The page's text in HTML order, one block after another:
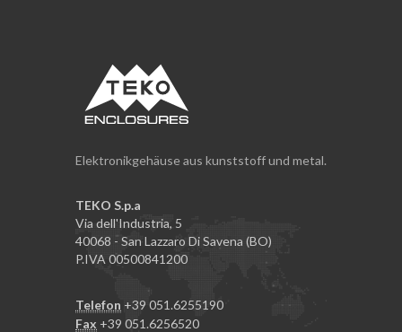
Elektronikgehäuse aus kunststoff und metal.
TEKO S.p.a
Via dell'Industria, 5
40068 - San Lazzaro Di Savena (BO)
P.IVA 00500841200
Telefon +39 051.6255190
Fax +39 051.6256520